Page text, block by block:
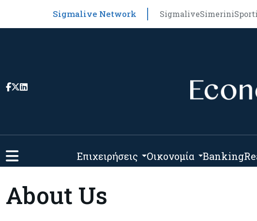
Sigmalive Network SigmaliveSimerini
Επιχειρήσεις Οικονομία Banking
About Us